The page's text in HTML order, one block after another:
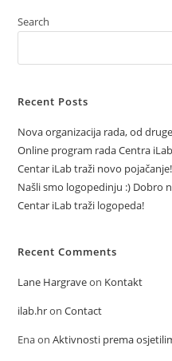
Koja
Dom
Search
Recent Posts
Nova organizacija rada, od
Online program rada Centra
Centar iLab traži novo pojačanje!
Našli smo logopedinju :) Dobro
Centar iLab traži logopeda!
Recent Comments
Lane Hargraveon Kontakt
ilab.hronContact
EnaonAktivnosti prema